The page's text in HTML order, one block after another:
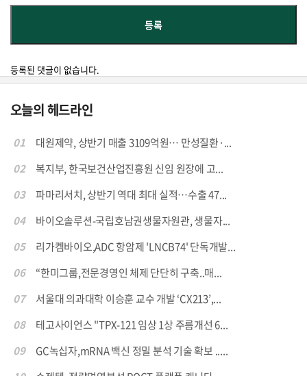
등록된 댓글이 없습니다.
오늘의 헤드라인
01
대원제약, 상반기 매출 3109억원… 만성질환·...
02
복지부, 한국보건산업진흥원 신임 원장에 고...
03
파마리서치, 상반기 역대 최대 실적…수출 47...
04
바이오솔루션-국립호남권생물자원관, 생물자...
05
리가켐바이오,ADC 항암제 'LNCB74' 단독개발...
06
“한미그룹,전문경영인 체제 단단히 구축..매...
07
서울대 의과대학 이승훈 교수 개발 ‘CX213’,...
08
테고사이언스 "TPX-121 임상 1상 주름개선 6...
09
GC녹십자,mRNA 백신 정밀 분석 기술 확보 .....